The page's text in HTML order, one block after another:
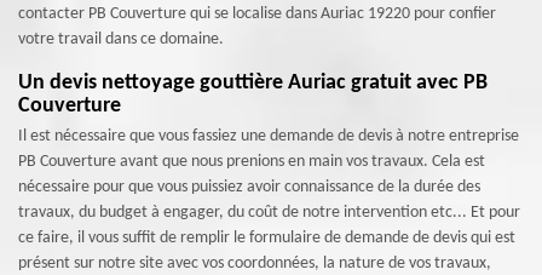
contacter PB Couverture qui se localise dans Auriac 19220 pour confier
votre travail dans ce domaine.
Un devis nettoyage gouttière Auriac gratuit avec PB
Couverture
Il est nécessaire que vous fassiez une demande de devis à notre entreprise
PB Couverture avant que nous prenions en main vos travaux. Cela est
nécessaire pour que vous puissiez avoir connaissance de la durée des
travaux, du budget à engager, du coût de notre intervention etc... Et pour
ce faire, il vous suffit de remplir le formulaire de demande de devis qui est
présent sur notre site avec vos coordonnées, la nature de vos travaux,